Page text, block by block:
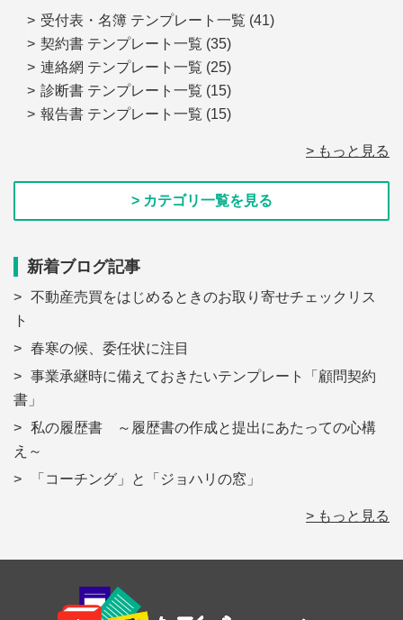
受付表・名簿 テンプレート一覧 (41)
契約書 テンプレート一覧 (35)
連絡網 テンプレート一覧 (25)
診断書 テンプレート一覧 (15)
報告書 テンプレート一覧 (15)
> もっと見る
> カテゴリ一覧を見る
新着ブログ記事
不動産売買をはじめるときのお取り寄せチェックリス
ト
春寒の候、委任状に注目
事業承継時に備えておきたいテンプレート「顧問契約
書」
私の履歴書 ～履歴書の作成と提出にあたっての心構
え～
「コーチング」と「ジョハリの窓」
> もっと見る
Footer